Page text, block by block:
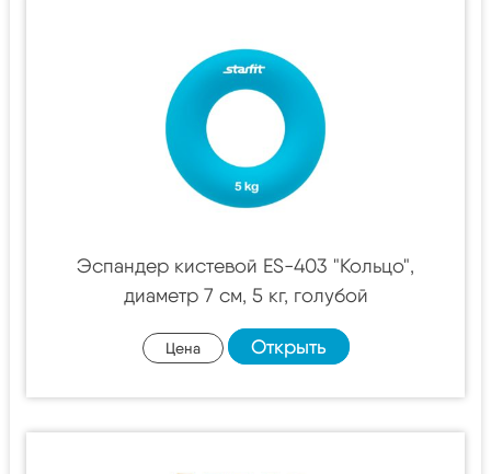
Эспандер кистевой ES-403 "Кольцо",
диаметр 7 см, 5 кг, голубой
Цена Открыть